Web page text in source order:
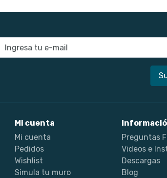
E-mail
Mi cuenta
Mi cuenta
Pedidos
Wishlist
Simula tu muro
Preguntas
Videos e
Descargas
Blog